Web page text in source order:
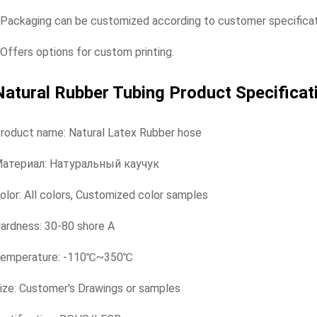
can be customized according to customer
options for custom printing.
Rubber Tubing Product
name: Natural Latex Rubber hose
Натуральный каучук
All colors, Customized color samples
30-80 shore A
-110℃~350℃
Customer's Drawings or samples